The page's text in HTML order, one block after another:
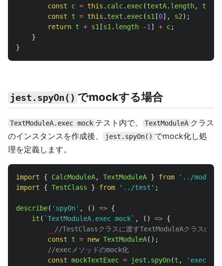
const
c = this . calc. exec(textA. length,
textB
const
t = this . text . exec(s1 [0], s2);
return t + s1 [s1 . length -1 ] + c;
}
}
jest.spyOn() でmockする場合
TextModuleA.exec mock テスト内で、 TextModuleA クラス
のインスタンスを作成後、
jest.spyOn() でmock化し処
理を定義します。
import { CalcModuleA, TextModuleA } from ' ../moduleA
import
{ TestClass } from ' ../test ' ;
describe( ' spyOn' , () => {
it ( `TextModuleA.exec mock` , () => {
//TestClassクラスに渡すTextModuleAクラスのイ
const
t = new TextModuleA();
//execメソッドのmock化
const mockTextExec = jest . spyOn(t , ' exec